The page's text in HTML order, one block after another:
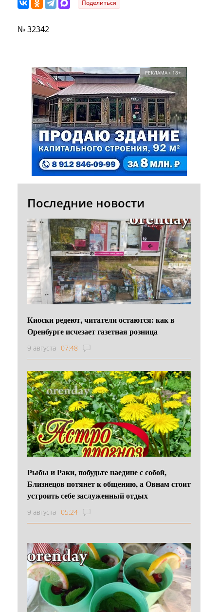
Поделиться
№ 32342
РЕКЛАМА • 18+
Последние новости
Киоски редеют, читатели остаются: как в
Оренбурге исчезает газетная розница
9 августа 07:48
Рыбы и Раки, побудьте наедине с собой,
Близнецов потянет к общению, а Овнам стоит
устроить себе заслуженный отдых
9 августа 05:24